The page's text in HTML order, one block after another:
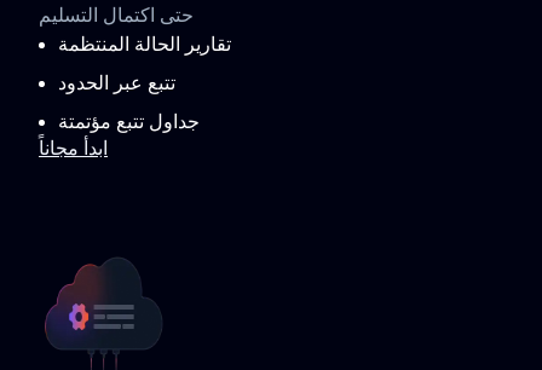
حتى اكتمال التسليم
تقارير الحالة المنتظمة
تتبع عبر الحدود
جداول تتبع مؤتمتة
ابدأ مجاناً